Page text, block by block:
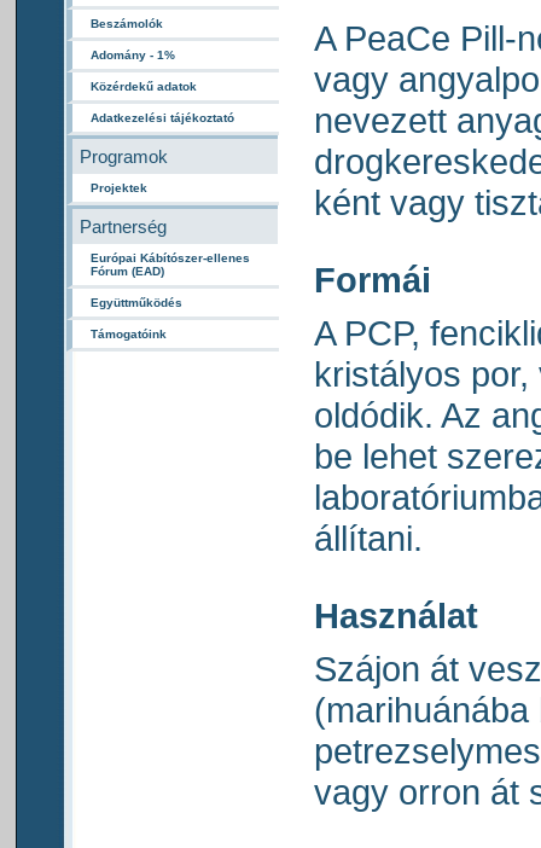
Beszámolók
Adomány - 1%
Közérdekű adatok
Adatkezelési tájékoztató
Programok
Projektek
Partnerség
Európai Kábítószer-ellenes
Fórum (EAD)
Együttműködés
Támogatóink
A PeaCe Pill-
vagy
nevezett
ként vagy
Formái
A PCP,
kristályos
oldódik. Az
be lehet
állítani.
Használat
Szájon át
vagy orron át